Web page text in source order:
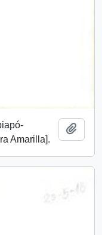
Amarilla].